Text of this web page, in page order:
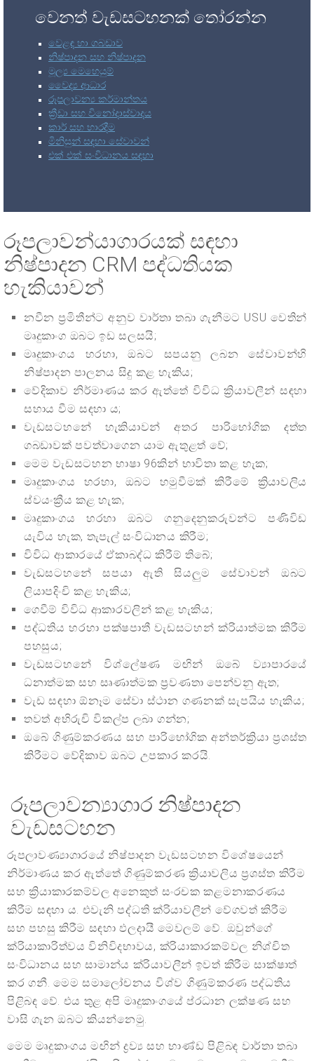
වෙනත් වැඩසටහනක් තෝරන්න
වෙළඳ හා ගබඩාව
නිෂ්පාදන සහ නිෂ්පාදන
මූල්‍ය මෙහෙයුම්
වෛද්‍ය ආධාර
රූපලාවන්‍ය කර්මාන්තය
ක්‍රීඩා සහ විනෝදාස්වාදය
කාර් සහ භාරදීම
මිනිසුන් සඳහා සේවාවන්
එක් එක් සංවිධානය සඳහා
රූපලාවන්යාගාරයක් සඳහා
නිෂ්පාදන CRM පද්ධතියක
හැකියාවන්
නවීන ප්‍රමිතීන්ට අනුව වාර්තා තබා ගැනීමට USU වෙතින්
මෘදුකාංග ඔබට ඉඩ සලසයි;
මෘදුකාංගය හරහා, ඔබට සපයනු ලබන සේවාවන්හි
නිෂ්පාදන පාලනය සිදු කළ හැකිය;
වේදිකාව නිර්මාණය කර ඇත්තේ විවිධ ක්‍රියාවලීන් සඳහා
සහාය වීම සඳහා ය;
වැඩසටහනේ හැකියාවන් අතර පාරිභෝගික දත්ත
ගබඩාවක් පවත්වාගෙන යාම ඇතුළත් වේ;
මෙම වැඩසටහන භාෂා 96කින් භාවිතා කළ හැක;
මෘදුකාංගය හරහා, ඔබට හමුවීමක් කිරීමේ ක්‍රියාවලිය
ස්වයංක්‍රීය කළ හැක;
මෘදුකාංගය හරහා ඔබට ගනුදෙනුකරුවන්ට පණිවිඩ
යැවිය හැක, තැපැල් සංවිධානය කිරීම;
විවිධ ආකාරයේ ඒකාබද්ධ කිරීම් තිබේ;
වැඩසටහනේ සපයා ඇති සියලුම සේවාවන් ඔබට
ලියාපදිංචි කළ හැකිය;
ගෙවීම් විවිධ ආකාරවලින් කළ හැකිය;
පද්ධතිය හරහා පක්ෂපාතී වැඩසටහන් ක්රියාත්මක කිරීම
පහසුය;
වැඩසටහනේ විශ්ලේෂණ මඟින් ඔබේ ව්‍යාපාරයේ
ධනාත්මක සහ සෘණාත්මක ප්‍රවණතා පෙන්වනු ඇත;
වැඩ සඳහා ඕනෑම සේවා ස්ථාන ගණනක් සැපයිය හැකිය;
තවත් අභිරුචි විකල්ප ලබා ගන්න;
ඔබේ ගිණුම්කරණය සහ පාරිභෝගික අන්තර්ක්‍රියා ප්‍රශස්ත
කිරීමට වේදිකාව ඔබට උපකාර කරයි.
රූපලාවන්‍යාගාර නිෂ්පාදන
වැඩසටහන
රූපලාවණ්‍යාගාරයේ නිෂ්පාදන වැඩසටහන විශේෂයෙන්
නිර්මාණය කර ඇත්තේ ගිණුම්කරණ ක්‍රියාවලිය ප්‍රශස්ත කිරීම
සහ ක්‍රියාකාරකම්වල අනෙකුත් සංරචක කළමනාකරණය
කිරීම සඳහා ය. එවැනි පද්ධති ක්රියාවලීන් වේගවත් කිරීම
සහ පහසු කිරීම සඳහා ඵලදායී මෙවලම් වේ. ඔවුන්ගේ
ක්රියාකාරිත්වය විනිවිදභාවය, ක්රියාකාරකම්වල නිශ්චිත
සංවිධානය සහ සාමාන්ය ක්රියාවලීන් ඉවත් කිරීම සාක්ෂාත්
කර ගනී. මෙම සමාලෝචනය විශ්ව ගිණුම්කරණ පද්ධතිය
පිළිබඳ වේ. එය තුළ අපි මෘදුකාංගයේ ප්රධාන ලක්ෂණ සහ
වාසි ගැන ඔබට කියන්නෙමු.
මෙම මෘදුකාංගය මඟින් ද්‍රව්‍ය සහ භාණ්ඩ පිළිබඳ වාර්තා තබා